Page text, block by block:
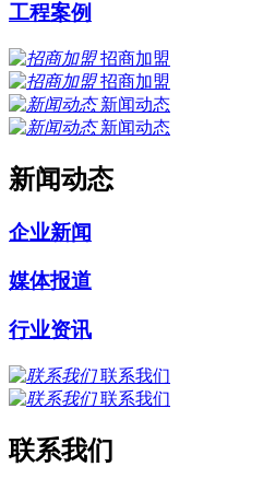
工程案例
招商加盟
招商加盟
新闻动态
新闻动态
新闻动态
企业新闻
媒体报道
行业资讯
联系我们
联系我们
联系我们